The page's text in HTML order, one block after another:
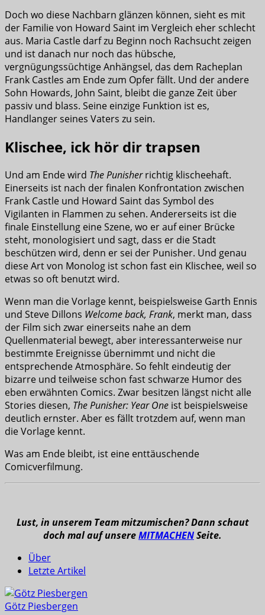
Doch wo diese Nachbarn glänzen können, sieht es mit
der Familie von Howard Saint im Vergleich eher schlecht
aus. Maria Castle darf zu Beginn noch Rachsucht zeigen
und ist danach nur noch das hübsche,
vergnügungssüchtige Anhängsel, das dem Racheplan
Frank Castles am Ende zum Opfer fällt. Und der andere
Sohn Howards, John Saint, bleibt die ganze Zeit über
passiv und blass. Seine einzige Funktion ist es,
Handlanger seines Vaters zu sein.
Klischee, ick hör dir trapsen
Und am Ende wird The Punisherrichtig klischeehaft.
Einerseits ist nach der finalen Konfrontation zwischen
Frank Castle und Howard Saint das Symbol des
Vigilanten in Flammen zu sehen. Andererseits ist die
finale Einstellung eine Szene, wo er auf einer Brücke
steht, monologisiert und sagt, dass er die Stadt
beschützen wird, denn er sei der Punisher. Und genau
diese Art von Monolog ist schon fast ein Klischee, weil so
etwas so oft benutzt wird.
Wenn man die Vorlage kennt, beispielsweise Garth Ennis
und Steve Dillons Welcome back, Frank, merkt man, dass
der Film sich zwar einerseits nahe an dem
Quellenmaterial bewegt, aber interessanterweise nur
bestimmte Ereignisse übernimmt und nicht die
entsprechende Atmosphäre. So fehlt eindeutig der
bizarre und teilweise schon fast schwarze Humor des
eben erwähnten Comics. Zwar besitzen längst nicht alle
Stories diesen, The Punisher: Year One ist beispielsweise
deutlich ernster. Aber es fällt trotzdem auf, wenn man
die Vorlage kennt.
Was am Ende bleibt, ist eine enttäuschende
Comicverfilmung.
Lust, in unserem Team mitzumischen? Dann schaut
doch mal auf unsereMITMACHENSeite.
Über
Letzte Artikel
Götz Piesbergen